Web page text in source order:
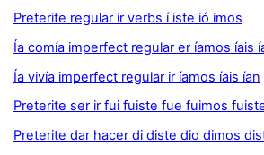
Preterite regular ir verbs í iste ió imos
Ía comía imperfect regular er íamos íais
Ía vivía imperfect regular ir íamos íais ían
Preterite ser ir fui fuiste fue fuimos
Preterite dar hacer di diste dio dimos